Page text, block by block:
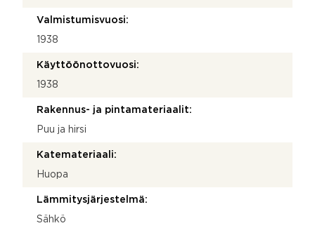
Valmistumisvuosi:
1938
Käyttöönottovuosi:
1938
Rakennus- ja pintamateriaalit:
Puu ja hirsi
Katemateriaali:
Huopa
Lämmitysjärjestelmä:
Sähkö